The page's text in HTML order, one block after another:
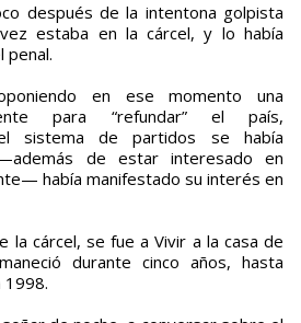
después de la intentona golpista
estaba en la cárcel, y lo había
penal.
en ese momento una
para “refundar” el país,
sistema de partidos se había
de estar interesado en
había manifestado su interés en
la cárcel, se fue a Vivir a la casa de
durante cinco años, hasta
1998.